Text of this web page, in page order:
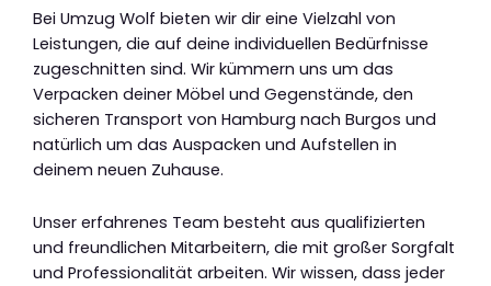
Bei Umzug Wolf bieten wir dir eine Vielzahl von
Leistungen, die auf deine individuellen Bedürfnisse
zugeschnitten sind. Wir kümmern uns um das
Verpacken deiner Möbel und Gegenstände, den
sicheren Transport von Hamburg nach Burgos und
natürlich um das Auspacken und Aufstellen in
deinem neuen Zuhause.
Unser erfahrenes Team besteht aus qualifizierten
und freundlichen Mitarbeitern, die mit großer Sorgfalt
und Professionalität arbeiten. Wir wissen, dass jeder